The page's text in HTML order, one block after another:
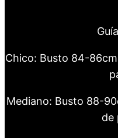
Chico: Busto 84-
Mediano: Busto 88-
de